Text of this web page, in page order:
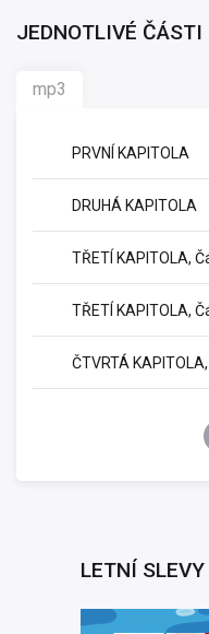
JEDNOTLIVÉ ČÁSTI
mp3
PRVNÍ KAPITOLA
DRUHÁ KAPITOLA
TŘETÍ KAPITOLA,
TŘETÍ KAPITOLA,
ČTVRTÁ
LETNÍ